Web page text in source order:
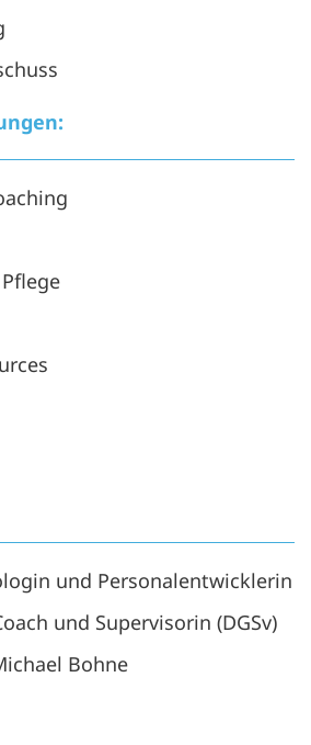
und Personalentwicklerin
und Supervisorin (DGSv)
Bohne